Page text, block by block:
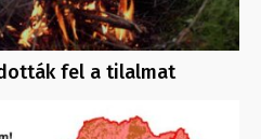
fel a tilalmat